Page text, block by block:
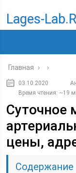
Lages-
Главная › ›
03.10.2020
Время чтения: ~19
Суточное
цены,
Содержание